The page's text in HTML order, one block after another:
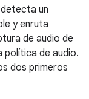
un
y enruta
de audio de
política de audio.
dos primeros